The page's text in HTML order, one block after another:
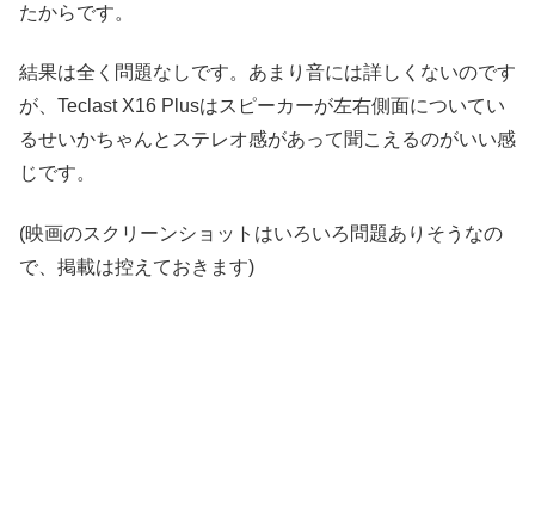
たからです。
結果は全く問題なしです。あまり音には詳しくないのです
が、Teclast X16 Plusはスピーカーが左右側面についてい
るせいかちゃんとステレオ感があって聞こえるのがいい感
じです。
(映画のスクリーンショットはいろいろ問題ありそうなの
で、掲載は控えておきます)